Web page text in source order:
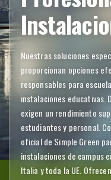
Nuestras soluciones
proporcionan opciones
responsables para
instalaciones educativas.
exigen un rendimiento
estudiantes y personal.
oficial de Simple Green
instalaciones de campus
Italia y toda la UE.